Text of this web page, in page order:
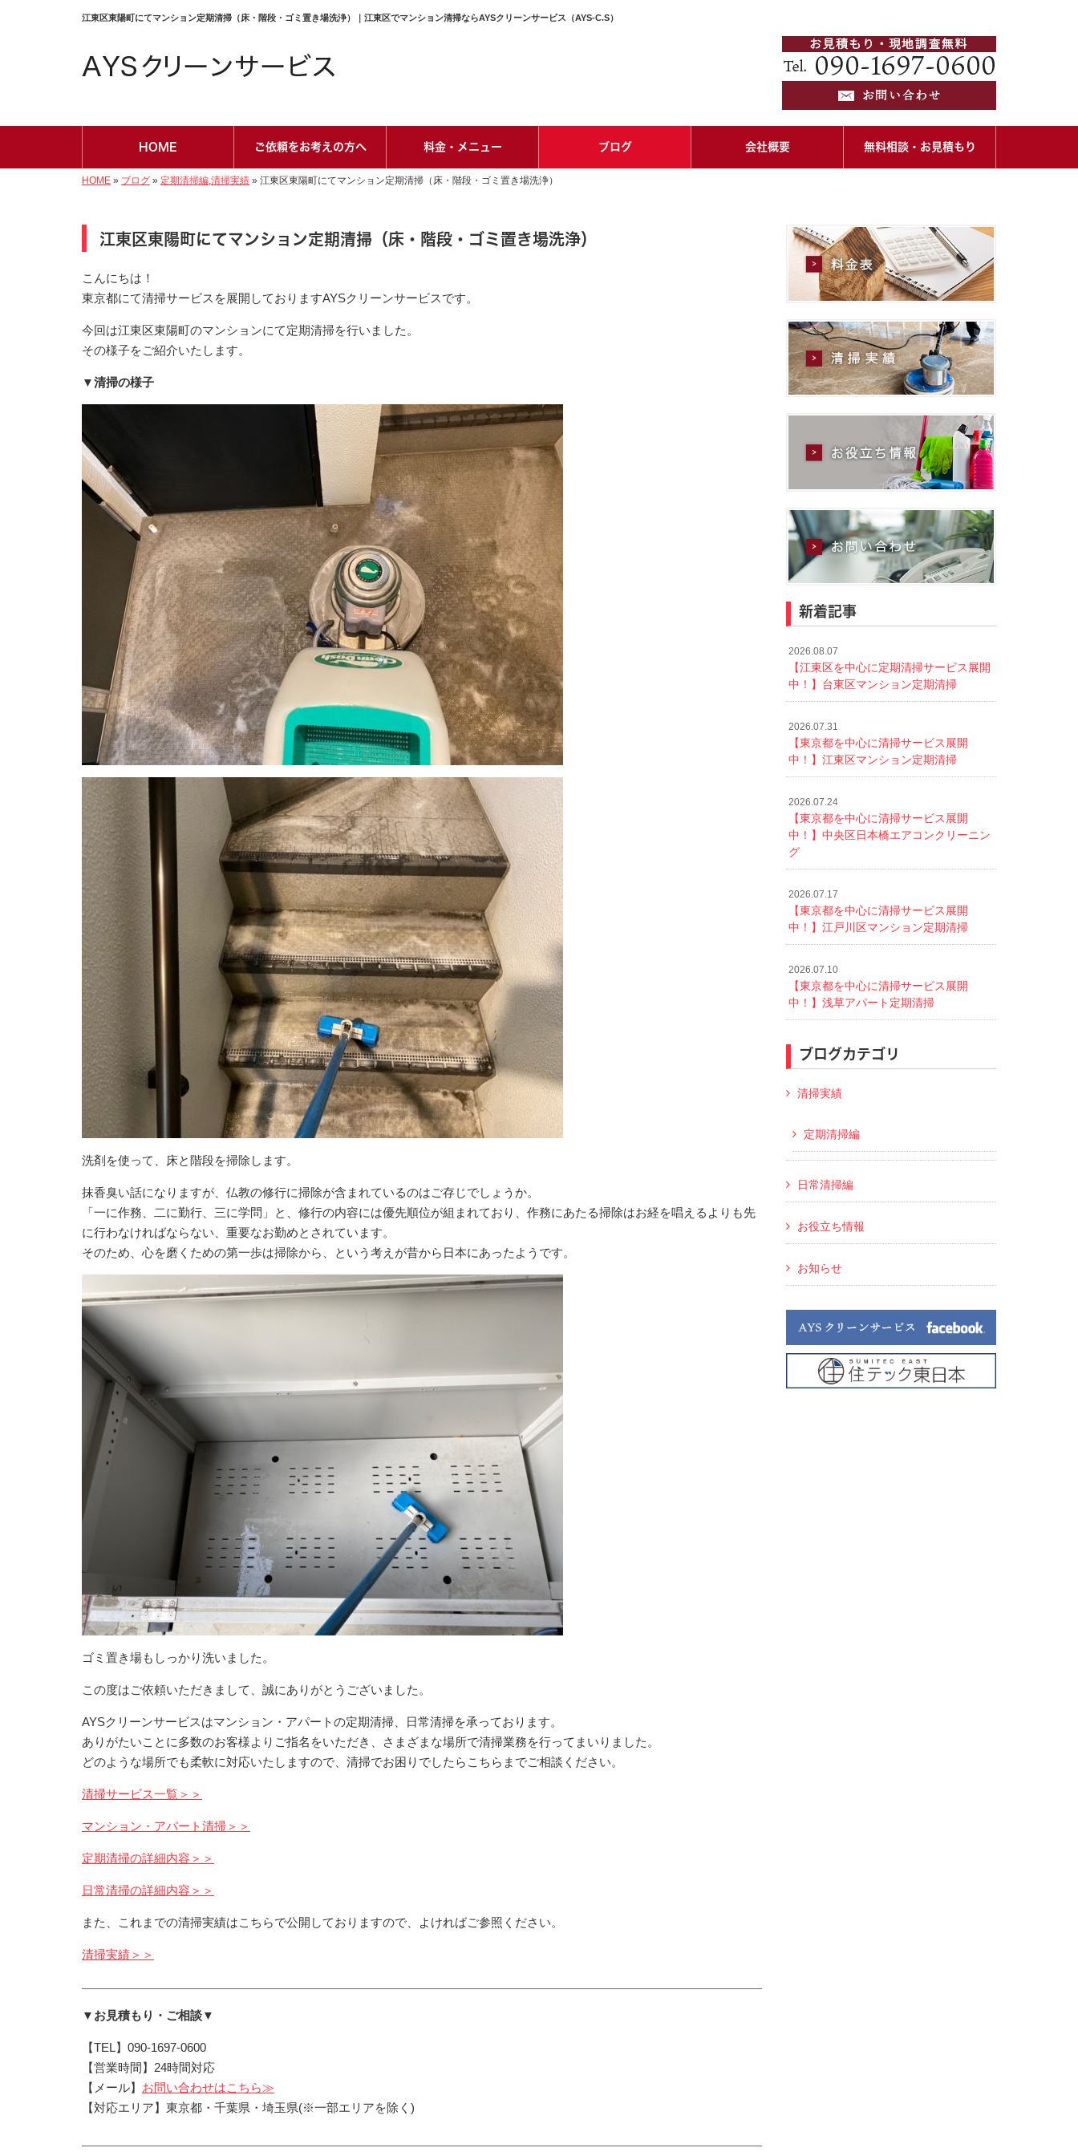
江東区東陽町にてマンション定期清掃（床・階段・ゴミ置き場洗浄）｜江東区でマンション清掃ならAYSクリーンサービス（AYS-C.S）
HOME ご依頼をお考えの方へ 料金・メニュー ブログ 会社概要 無料相談・お見積もり
HOME » ブログ » 定期清掃編,清掃実績 » 江東区東陽町にてマンション定期清掃（床・階段・ゴミ置き場洗浄）
江東区東陽町にてマンション定期清掃（床・階段・ゴミ置き場洗浄）
こんにちは！
東京都にて清掃サービスを展開しておりますAYSクリーンサービスです。
今回は江東区東陽町のマンションにて定期清掃を行いました。
その様子をご紹介いたします。
▼清掃の様子
洗剤を使って、床と階段を掃除します。
抹香臭い話になりますが、仏教の修行に掃除が含まれているのはご存じでしょうか。
「一に作務、二に勤行、三に学問」と、修行の内容には優先順位が組まれており、作務にあたる掃除はお経を唱えるよりも先
に行わなければならない、重要なお勤めとされています。
そのため、心を磨くための第一歩は掃除から、という考えが昔から日本にあったようです。
ゴミ置き場もしっかり洗いました。
この度はご依頼いただきまして、誠にありがとうございました。
AYSクリーンサービスはマンション・アパートの定期清掃、日常清掃を承っております。
ありがたいことに多数のお客様よりご指名をいただき、さまざまな場所で清掃業務を行ってまいりました。
どのような場所でも柔軟に対応いたしますので、清掃でお困りでしたらこちらまでご相談ください。
清掃サービス一覧＞＞
マンション・アパート清掃＞＞
定期清掃の詳細内容＞＞
日常清掃の詳細内容＞＞
また、これまでの清掃実績はこちらで公開しておりますので、よければご参照ください。
清掃実績＞＞
▼お見積もり・ご相談▼
【TEL】090-1697-0600
【営業時間】24時間対応
【メール】 お問い合わせはこちら≫
【対応エリア】東京都・千葉県・埼玉県(※一部エリアを除く)
新着記事
2026.08.07
【江東区を中心に定期清掃サービス展開
中！】台東区マンション定期清掃
2026.07.31
【東京都を中心に清掃サービス展開
中！】江東区マンション定期清掃
2026.07.24
【東京都を中心に清掃サービス展開
中！】中央区日本橋エアコンクリーニン
グ
2026.07.17
【東京都を中心に清掃サービス展開
中！】江戸川区マンション定期清掃
2026.07.10
【東京都を中心に清掃サービス展開
中！】浅草アパート定期清掃
ブログカテゴリ
清掃実績
定期清掃編
日常清掃編
お役立ち情報
お知らせ